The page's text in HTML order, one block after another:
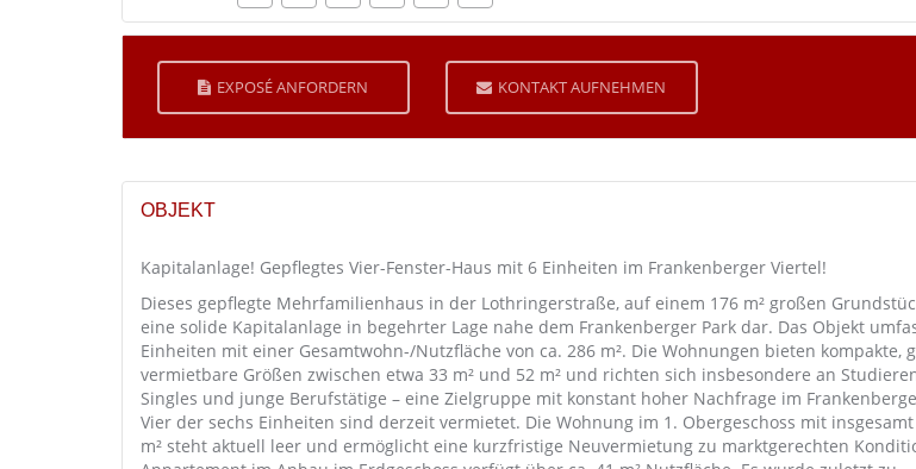
EXPOSÉ ANFORDERN KONTAKT AUFNEHMEN
OBJEKT
Kapitalanlage! Gepflegtes Vier-Fenster-Haus mit 6 Einheiten im Frankenberger Viertel!
Dieses gepflegte Mehrfamilienhaus in der Lothringerstraße, auf einem 176 m² großen
eine solide Kapitalanlage in begehrter Lage nahe dem Frankenberger Park dar. Das Objekt
Einheiten mit einer Gesamtwohn-/Nutzfläche von ca. 286 m². Die Wohnungen bieten kompakte,
vermietbare Größen zwischen etwa 33 m² und 52 m² und richten sich insbesondere an
Singles und junge Berufstätige – eine Zielgruppe mit konstant hoher Nachfrage im
Vier der sechs Einheiten sind derzeit vermietet. Die Wohnung im 1. Obergeschoss mit insgesamt
m² steht aktuell leer und ermöglicht eine kurzfristige Neuvermietung zu marktgerechten